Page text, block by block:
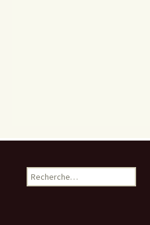
Rechercher :